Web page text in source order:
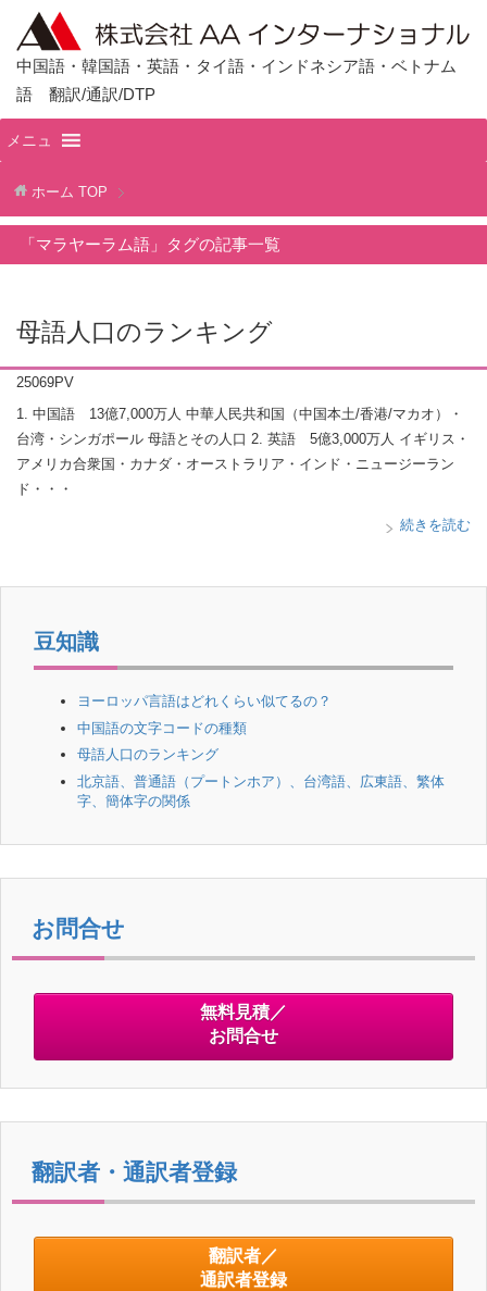
中国語・韓国語・英語・タイ語・インドネシア語・ベトナム
語 翻訳/通訳/DTP
メニュ
ホーム TOP
「マラヤーラム語」タグの記事一覧
母語人口のランキング
25069PV
1. 中国語 13億7,000万人 中華人民共和国（中国本土/香港/マカオ）・
台湾・シンガポール 母語とその人口 2. 英語 5億3,000万人 イギリス・
アメリカ合衆国・カナダ・オーストラリア・インド・ニュージーラン
ド・・・
続きを読む
豆知識
ヨーロッパ言語はどれくらい似てるの？
中国語の文字コードの種類
母語人口のランキング
北京語、普通語（プートンホア）、台湾語、広東語、繁体
字、簡体字の関係
お問合せ
無料見積／
お問合せ
翻訳者・通訳者登録
翻訳者／
通訳者登録